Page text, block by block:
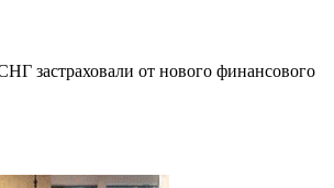
застраховали от нового финансового